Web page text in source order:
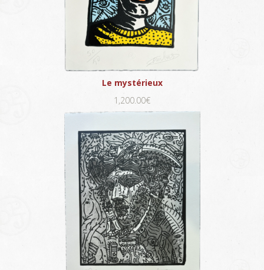
Le mystérieux
1,200.00€